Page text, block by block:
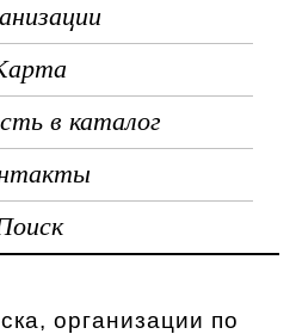
в каталог
организации по